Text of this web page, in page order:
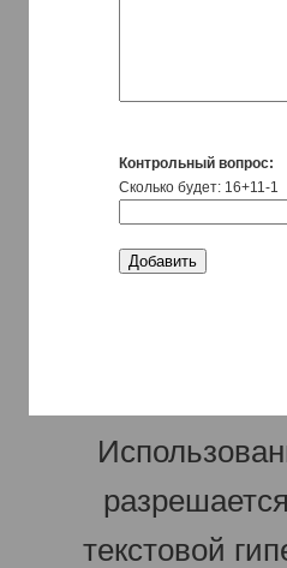
Контрольный вопрос:
Сколько будет: 16+11-1
текстовой